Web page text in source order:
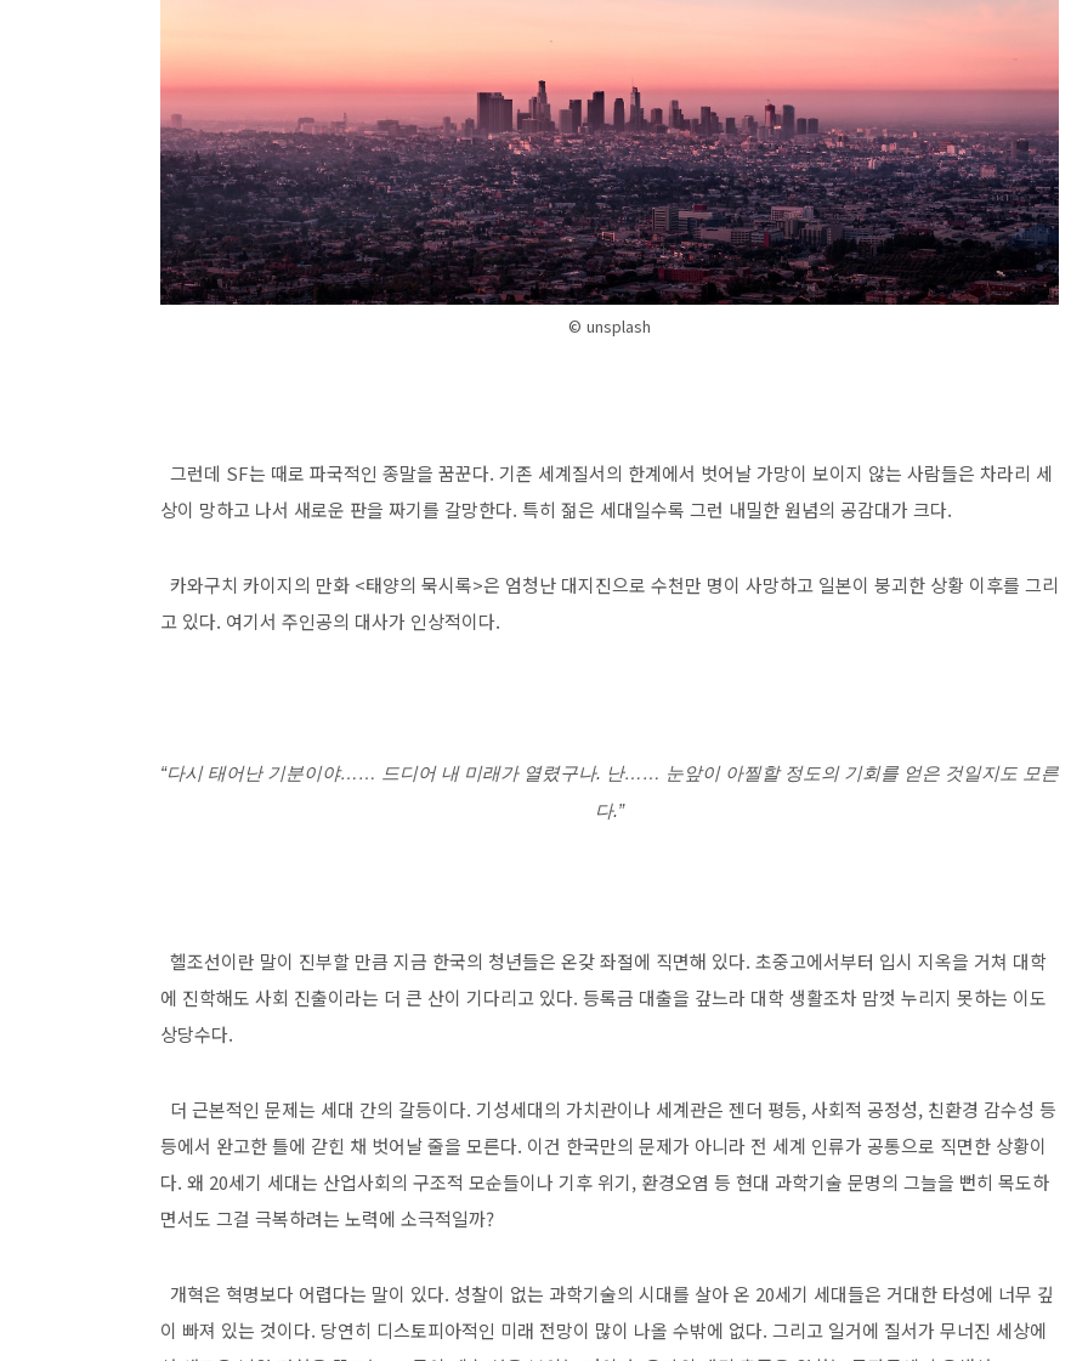
© unsplash
그런데 SF는 때로 파국적인 종말을 꿈꾼다. 기존 세계질서의 한계에서 벗어날 가망이 보이지 않는 사람들은 차라리 세
상이 망하고 나서 새로운 판을 짜기를 갈망한다. 특히 젊은 세대일수록 그런 내밀한 원념의 공감대가 크다.
카와구치 카이지의 만화 <태양의 묵시록>은 엄청난 대지진으로 수천만 명이 사망하고 일본이 붕괴한 상황 이후를 그리
고 있다. 여기서 주인공의 대사가 인상적이다.
“다시 태어난 기분이야…… 드디어 내 미래가 열렸구나. 난…… 눈앞이 아찔할 정도의 기회를 얻은 것일지도 모른
다.”
헬조선이란 말이 진부할 만큼 지금 한국의 청년들은 온갖 좌절에 직면해 있다. 초중고에서부터 입시 지옥을 거쳐 대학
에 진학해도 사회 진출이라는 더 큰 산이 기다리고 있다. 등록금 대출을 갚느라 대학 생활조차 맘껏 누리지 못하는 이도
상당수다.
더 근본적인 문제는 세대 간의 갈등이다. 기성세대의 가치관이나 세계관은 젠더 평등,사회적 공정성, 친환경 감수성 등
등에서 완고한 틀에 갇힌 채 벗어날 줄을 모른다. 이건 한국만의 문제가 아니라 전 세계 인류가 공통으로 직면한 상황이
다. 왜 20세기 세대는 산업사회의 구조적 모순들이나 기후 위기, 환경오염 등 현대 과학기술 문명의 그늘을 뻔히 목도하
면서도 그걸 극복하려는 노력에 소극적일까?
개혁은 혁명보다 어렵다는 말이 있다. 성찰이 없는 과학기술의 시대를 살아 온 20세기 세대들은 거대한 타성에 너무 깊
이 빠져 있는 것이다. 당연히 디스토피아적인 미래 전망이 많이 나올 수밖에 없다. 그리고 일거에 질서가 무너진 세상에